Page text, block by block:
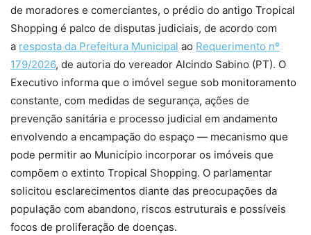
de moradores e comerciantes, o prédio do antigo Tropical
Shopping é palco de disputas judiciais, de acordo com
a resposta da Prefeitura Municipal ao Requerimento nº
179/2026, de autoria do vereador Alcindo Sabino (PT). O
Executivo informa que o imóvel segue sob monitoramento
constante, com medidas de segurança, ações de
prevenção sanitária e processo judicial em andamento
envolvendo a encampação do espaço — mecanismo que
pode permitir ao Município incorporar os imóveis que
compõem o extinto Tropical Shopping. O parlamentar
solicitou esclarecimentos diante das preocupações da
população com abandono, riscos estruturais e possíveis
focos de proliferação de doenças.